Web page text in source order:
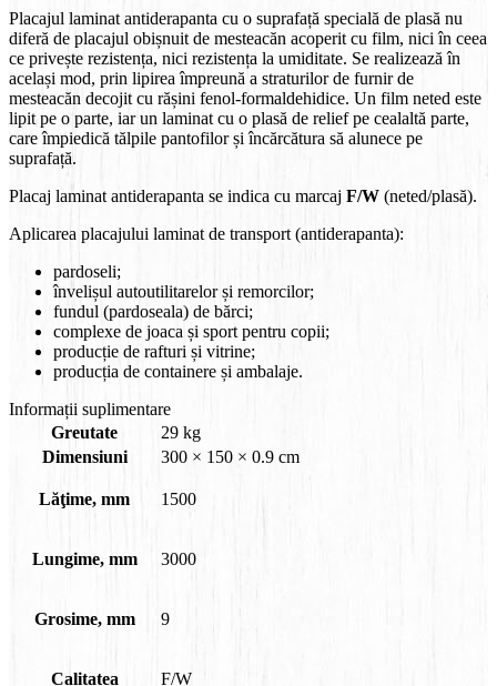
Placajul laminat antiderapanta cu o suprafață specială de plasă nu
diferă de placajul obișnuit de mesteacăn acoperit cu film, nici în ceea
ce privește rezistența, nici rezistența la umiditate. Se realizează în
același mod, prin lipirea împreună a straturilor de furnir de
mesteacăn decojit cu rășini fenol-formaldehidice. Un film neted este
lipit pe o parte, iar un laminat cu o plasă de relief pe cealaltă parte,
care împiedică tălpile pantofilor și încărcătura să alunece pe
suprafață.
Placaj laminat antiderapanta se indica cu marcaj F/W (neted/plasă).
Aplicarea placajului laminat de transport (antiderapanta):
pardoseli;
învelișul autoutilitarelor și remorcilor;
fundul (pardoseala) de bărci;
complexe de joaca și sport pentru copii;
producție de rafturi și vitrine;
producția de containere și ambalaje.
Informații suplimentare
Greutate
29 kg
Dimensiuni
300 × 150 × 0.9 cm
Lăţime, mm 1500
Lungime, mm 3000
Grosime, mm 9
Calitatea F/W